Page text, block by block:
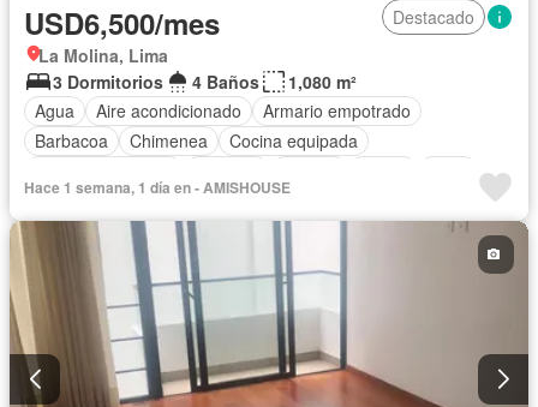
USD6,500/mes
Destacado
La Molina, Lima
3 Dormitorios
4 Baños
1,080 m²
Agua
Aire acondicionado
Armario empotrado
Barbacoa
Chimenea
Cocina equipada
Piscina
Vigilante Seguridad
Permite mascotas
Permite niños
Completamente amoblado
Hace 1 semana, 1 día en - AMISHOUSE